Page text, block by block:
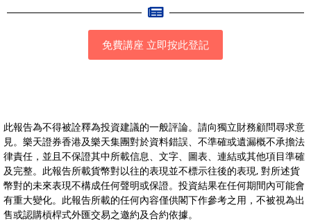
免費講座 立即按此登記
此報告為不得被詮釋為投資建議的一般評論。請向獨立財務顧問尋求意
見。樂天證券香港及樂天集團對於資料錯誤、不準確或遺漏概不承擔法
律責任，並且不保證其中所載信息、文字、圖表、連結或其他項目準確
及完整。此報告所載貨幣對以往的表現並不標示往後的表現, 對所述貨
幣對的未來表現不構成任何聲明或保證。投資結果在任何期間內可能會
有重大變化。此報告所載的任何內容僅供閣下作參考之用，不被視為出
售或認購槓桿式外匯交易之邀約及合約依據。